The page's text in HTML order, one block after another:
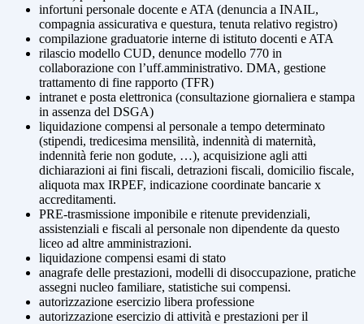
infortuni personale docente e ATA (denuncia a INAIL,
compagnia assicurativa e questura, tenuta relativo registro)
compilazione graduatorie interne di istituto docenti e ATA
rilascio modello CUD, denunce modello 770 in
collaborazione con l’uff.amministrativo. DMA, gestione
trattamento di fine rapporto (TFR)
intranet e posta elettronica (consultazione giornaliera e stampa
in assenza del DSGA)
liquidazione compensi al personale a tempo determinato
(stipendi, tredicesima mensilità, indennità di maternità,
indennità ferie non godute, …), acquisizione agli atti
dichiarazioni ai fini fiscali, detrazioni fiscali, domicilio fiscale,
aliquota max IRPEF, indicazione coordinate bancarie x
accreditamenti.
PRE-trasmissione imponibile e ritenute previdenziali,
assistenziali e fiscali al personale non dipendente da questo
liceo ad altre amministrazioni.
liquidazione compensi esami di stato
anagrafe delle prestazioni, modelli di disoccupazione, pratiche
assegni nucleo familiare, statistiche sui compensi.
autorizzazione esercizio libera professione
autorizzazione esercizio di attività e prestazioni per il